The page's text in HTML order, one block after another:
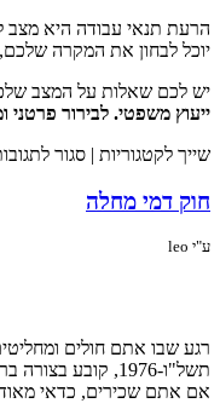
הרעת תנאי עבודה היא מצב
יוכל לבחון את המקרה
יש לכם שאלות על המצב
ייעוץ משפטי. לבירור
שייך לקטגוריות | סגור
חוק דמי מחלה
ע"י leo
רגע שבו אתם חולים
תשל"ו-1976,
אם אתם שכירים, כדאי מאוד